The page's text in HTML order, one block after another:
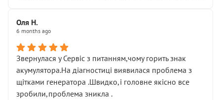
Оля Н.
6 months ago
Звернулася у Сервіс з питанням,чому горить знак
акумулятора.На діагностиці виявилася проблема з
щітками генератора .Швидко,і головне якісно все
зробили,проблема зникла .